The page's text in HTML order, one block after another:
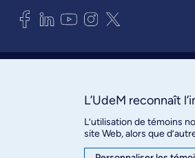
Bureau des communications et
3744, rue Jean-Brillant, bureau 490
L’UdeM reconnaît
L’utilisation de témoins
site Web, alors que